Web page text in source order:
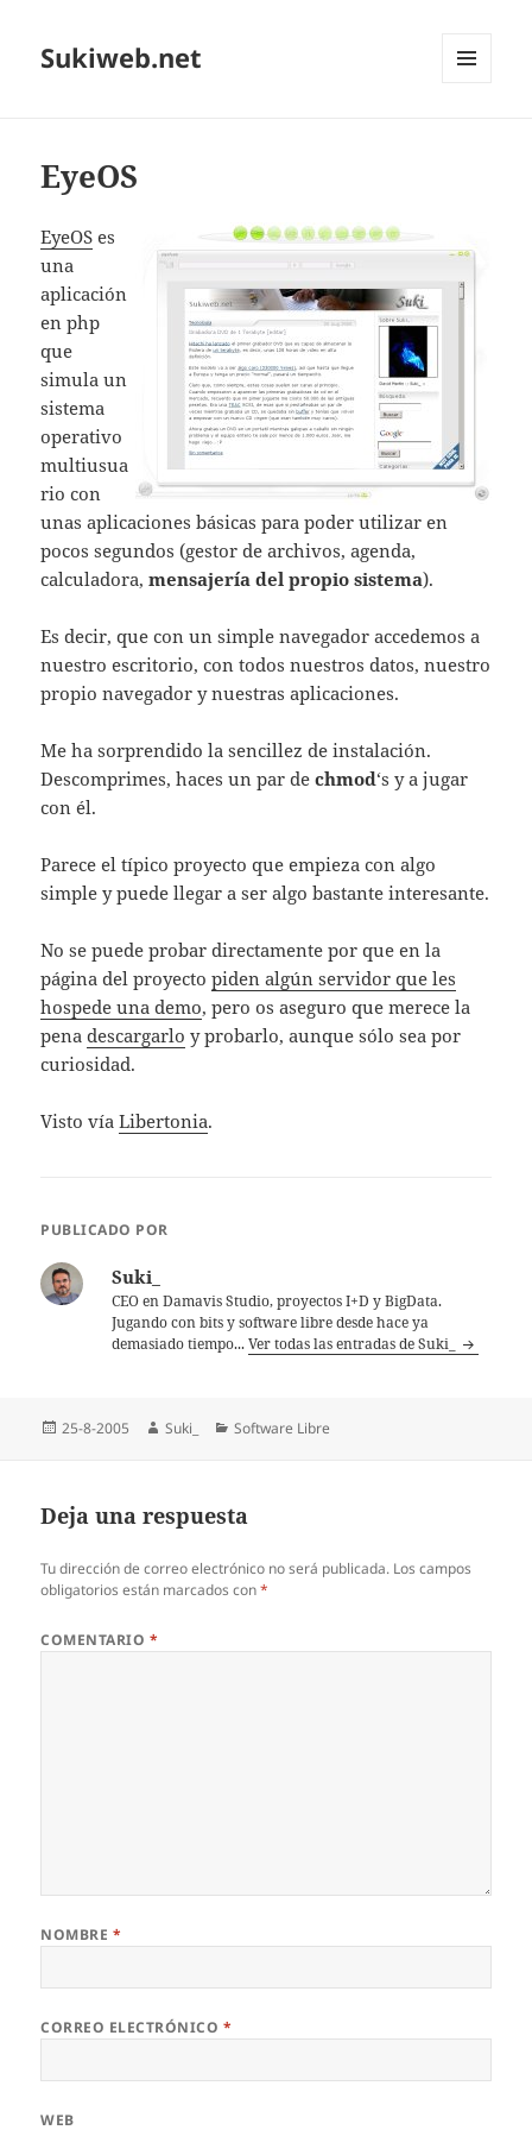
Sukiweb.net
EyeOS
EyeOS es
una
aplicación
en php
que
simula un
sistema
operativo
multiusua
rio con
unas aplicaciones básicas para poder utilizar en
pocos segundos (gestor de archivos, agenda,
calculadora,mensajerí­a del propio sistema).
Es decir, que con un simple navegador accedemos a
nuestro escritorio, con todos nuestros datos, nuestro
propio navegador y nuestras aplicaciones.
Me ha sorprendido la sencillez de instalación.
Descomprimes, haces un par dechmod‘s y a jugar
con él.
Parece el tí­pico proyecto que empieza con algo
simple y puede llegar a ser algo bastante interesante.
No se puede probar directamente por que en la
página del proyectopiden algún servidor que les
hospede una demo, pero os aseguro que merece la
penadescargarlo y probarlo, aunque sólo sea por
curiosidad.
Visto ví­aLibertonia.
PUBLICADO POR
Suki_
CEO en Damavis Studio, proyectos I+D y BigData.
Jugando con bits y software libre desde hace ya
demasiado tiempo...Ver todas las entradas de Suki_
Publicado
25-8-2005 Autor
Suki_ Categorías
Software Libre
Deja una respuesta
Tu dirección de correo electrónico no será publicada. Los campos
obligatorios están marcados con*
COMENTARIO *
NOMBRE *
CORREO ELECTRÓNICO *
WEB